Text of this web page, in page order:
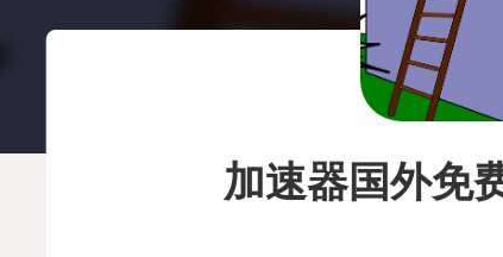
加速器国外免